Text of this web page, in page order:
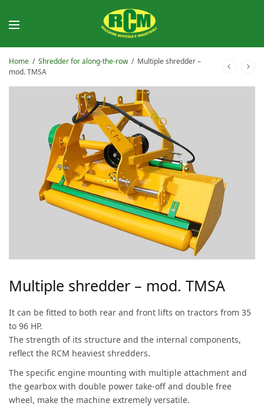
Home / Shredder for along-the-row / Multiple shredder –
mod. TMSA
Multiple shredder – mod. TMSA
It can be fitted to both rear and front lifts on tractors from 35
to 96 HP.
The strength of its structure and the internal components,
reflect the RCM heaviest shredders.
The specific engine mounting with multiple attachment and
the gearbox with double power take-off and double free
wheel, make the machine extremely versatile.